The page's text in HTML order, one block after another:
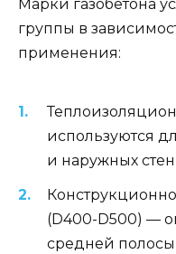
Марки газобетона
группы в
применения:
используются
и наружных
(D400-D500) —
средней